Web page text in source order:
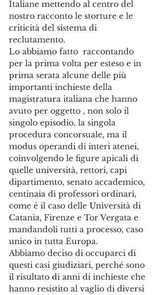
Italiane mettendo al centro del
nostro racconto le storture e le
criticità del sistema di
reclutamento.
Lo abbiamo fatto  raccontando
per la prima volta per esteso e in
prima serata alcune delle più
importanti inchieste della
magistratura italiana che hanno
avuto per oggetto , non solo il
singolo episodio, la singola
procedura concorsuale, ma il
modus operandi di interi atenei,
coinvolgendo le figure apicali di
quelle università, rettori, capi
dipartimento, senato accademico,
centinaia di professori ordinari,
come è il caso delle Università di
Catania, Firenze e Tor Vergata e
mandandoli tutti a processo, caso
unico in tutta Europa.
Abbiamo deciso di occuparci di
questi casi giudiziari, perché sono
il risultato di anni di inchieste che
hanno resistito al vaglio di diversi